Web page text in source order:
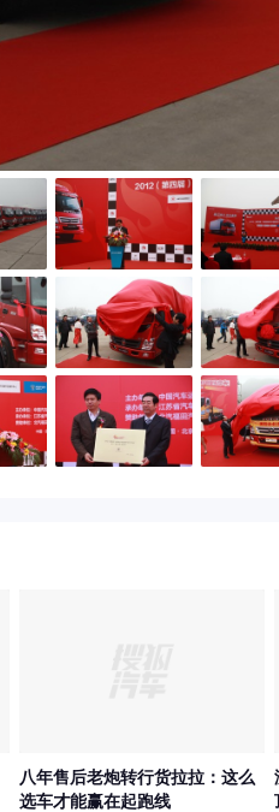
八年售后老炮转行货拉拉：这么
选车才能赢在起跑线